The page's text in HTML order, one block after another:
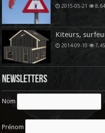
2015-05-21
Kiteurs,
2014-09-10
Newsletters
Nom
Prénom